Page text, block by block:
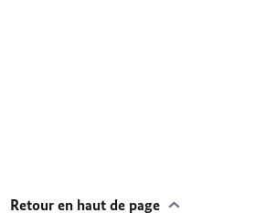
Retour en haut de page